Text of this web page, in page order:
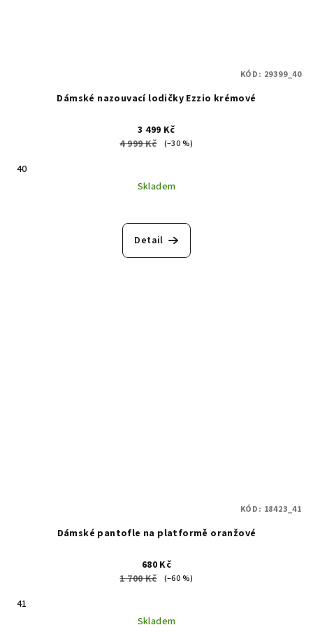
Dámské nazouvací lodičky Ezzio krémové
3 499 Kč
4 999 Kč
(–30 %)
40
Skladem
Detail
KÓD: 29399_40
Dámské pantofle na platformě oranžové
680 Kč
1 700 Kč
(–60 %)
41
Skladem
KÓD: 18423_41